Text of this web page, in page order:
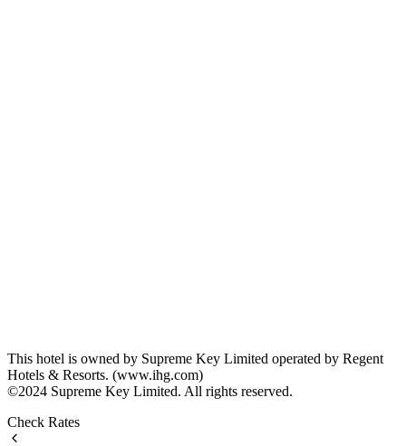
This hotel is owned by Supreme Key Limited operated by Regent
Hotels & Resorts. (www.ihg.com)
©2024 Supreme Key Limited. All rights reserved.
Check Rates